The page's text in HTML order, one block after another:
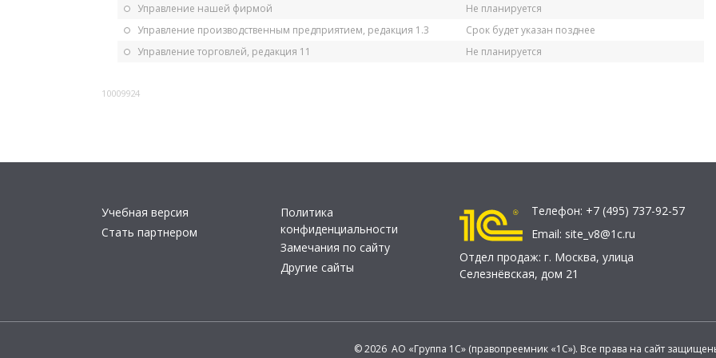
Управление нашей фирмой
Не планируется
Управление производственным предприятием, редакция 1.3
Срок будет указан позднее
Управление торговлей, редакция 11
Не планируется
10009924
Учебная версия
Стать партнером
Политика
конфиденциальности
Замечания по сайту
Другие сайты
Телефон: +7 (495) 737-92-57
Email: site_v8@1c.ru
Отдел продаж: г. Москва, улица
Селезнёвская, дом 21
© 2026 АО «Группа 1С» (правопреемник «1С»). Все права на сайт